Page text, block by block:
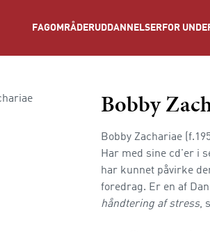
FAGOMRÅDERUDDANNELSER FOR
Bobby
Bobby Zachariae
Har med sine cd'er i
har kunnet påvirke
foredrag. Er en af
håndtering af stress,